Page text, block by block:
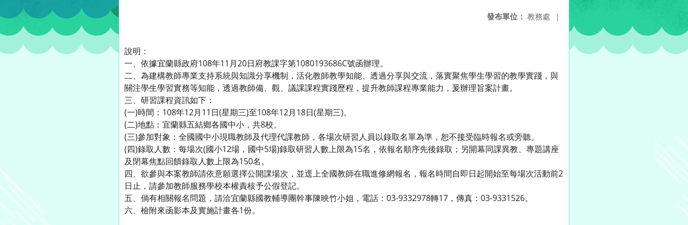
發布單位： 教務處 |
說明：
一、依據宜蘭縣政府108年11月20日府教課字第1080193686C號函辦理。
二、為建構教師專業支持系統與知識分享機制，活化教師教學知能、透過分享與交流，落實聚焦學生學習的教學實踐，與
關注學生學習實務等知能，透過教師備、觀、議課課程實踐歷程，提升教師課程專業能力，爰辦理旨案計畫。
三、研習課程資訊如下：
(一)時間：108年12月11日(星期三)至108年12月18日(星期三)。
(二)地點：宜蘭縣五結鄉各國中小，共8校。
(三)參加對象：全國國中小現職教師及代理代課教師，各場次研習人員以錄取名單為準，恕不接受臨時報名或旁聽。
(四)錄取人數：每場次(國小12場，國中5場)錄取研習人數上限為15名，依報名順序先後錄取；另開幕同課異教、專題講座
及閉幕焦點回饋錄取人數上限為150名。
四、欲參與本案教師請依意願選擇公開課場次，並逕上全國教師在職進修網報名，報名時間自即日起開始至每場次活動前2
日止，請參加教師服務學校本權責核予公假登記。
五、倘有相關報名問題，請洽宜蘭縣國教輔導團幹事陳映竹小姐，電話：03-9332978轉17，傳真：03-9331526。
六、檢附來函影本及實施計畫各1份。